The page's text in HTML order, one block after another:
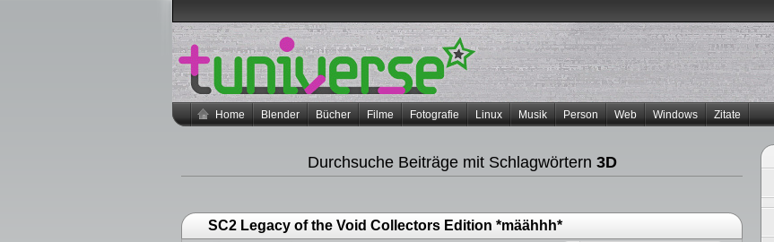
Home Blender Bücher Filme Fotografie Linux Musik Person Web Windows Zitate
Durchsuche Beiträge mit Schlagwörtern 3D
SC2 Legacy of the Void Collectors Edition *määhhh*